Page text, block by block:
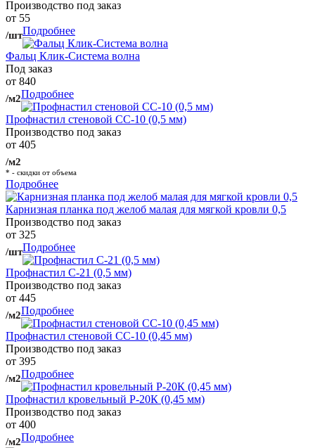
Производство под заказ
от 55
/штПодробнее
Фальц Клик-Система волна
Под заказ
от 840
/м2Подробнее
Профнастил стеновой СС-10 (0,5 мм)
Производство под заказ
от 405
/м2
* - скидки от объема
Подробнее
Карнизная планка под желоб малая для мягкой кровли 0,5
Производство под заказ
от 325
/штПодробнее
Профнастил С-21 (0,5 мм)
Производство под заказ
от 445
/м2Подробнее
Профнастил стеновой СС-10 (0,45 мм)
Производство под заказ
от 395
/м2Подробнее
Профнастил кровельный Р-20К (0,45 мм)
Производство под заказ
от 400
/м2Подробнее